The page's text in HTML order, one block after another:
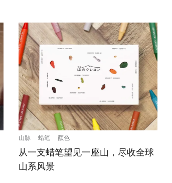
山脉 蜡笔 颜色
从一支蜡笔望见一座山，尽收全球
山系风景